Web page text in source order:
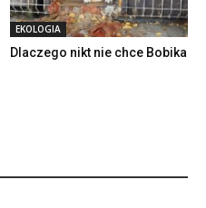
EKOLOGIA
Dlaczego nikt nie chce Bobika